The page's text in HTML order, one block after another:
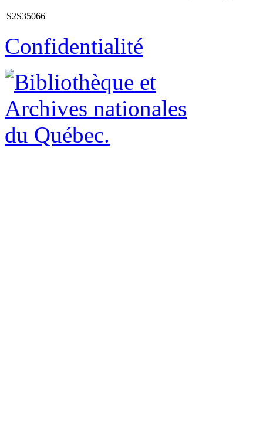
S2S35066
Confidentialité